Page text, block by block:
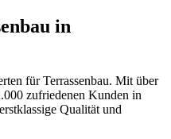
in
fürTerrassenbau. Mit über
zufriedenen Kunden in
Qualität und